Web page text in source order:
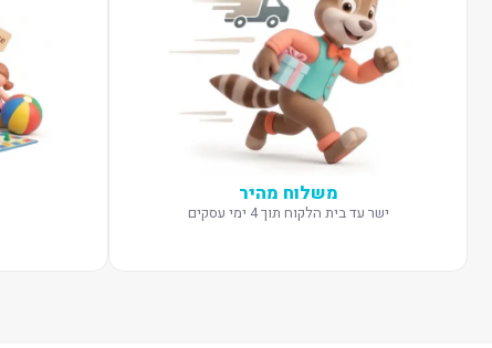
משלוח מהיר
ישר עד בית הלקוח תוך 4 ימי עסקים